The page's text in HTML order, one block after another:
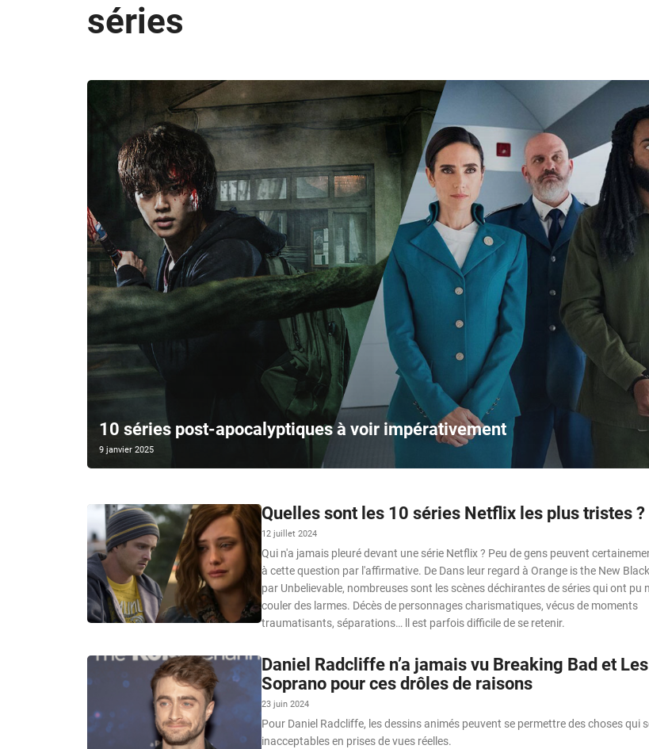
séries
10 séries post-apocalyptiques à voir impérativement
9 janvier 2025
Quelles sont les 10 séries Netflix les plus tristes ?
12 juillet 2024
Qui n'a jamais pleuré devant une série Netflix ? Peu de gens peuvent
à cette question par l'affirmative. De Dans leur regard à Orange is the New
par Unbelievable, nombreuses sont les scènes déchirantes de séries qui ont pu
couler des larmes. Décès de personnages charismatiques, vécus de moments
traumatisants, séparations… ll est parfois difficile de se retenir.
Daniel Radcliffe n’a jamais vu Breaking Bad et Les
Soprano pour ces drôles de raisons
23 juin 2024
Pour Daniel Radcliffe, les dessins animés peuvent se permettre des choses qui
inacceptables en prises de vues réelles.